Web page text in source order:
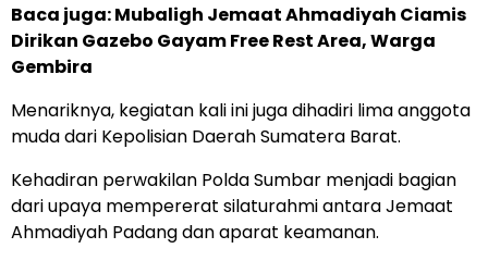
Baca juga:Mubaligh Jemaat Ahmadiyah Ciamis
Dirikan Gazebo Gayam Free Rest Area, Warga
Gembira
Menariknya, kegiatan kali ini juga dihadiri lima anggota
muda dari Kepolisian Daerah Sumatera Barat.
Kehadiran perwakilan Polda Sumbar menjadi bagian
dari upaya mempererat silaturahmi antara Jemaat
Ahmadiyah Padang dan aparat keamanan.